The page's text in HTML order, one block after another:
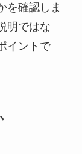
を確認しま
明ではな
イントで